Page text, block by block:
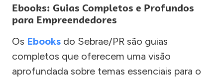
Ebooks: Guias Completos e Profundos
para Empreendedores
Os Ebooks do Sebrae/PR são guias
completos que oferecem uma visão
aprofundada sobre temas essenciais para o